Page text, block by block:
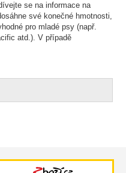
se na informace na
své konečné hmotnosti,
pro mladé psy (např.
atd.). V případě